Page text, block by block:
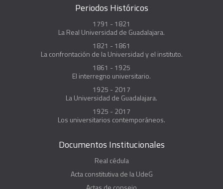
Periodos Históricos
1791 - 1821
La Real Universidad de Guadalajara.
1821 - 1861
La confrontación de la Universidad y el instituto.
1861 - 1925
El interregno universitario.
1925 - 2017
La Universidad de Guadalajara.
1925 - 2017
Los universitarios contemporáneos.
Documentos Institucionales
Real cédula
Acta constitutiva de la UdeG